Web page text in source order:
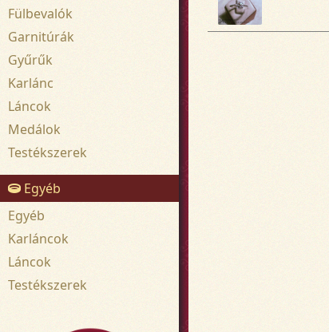
Fülbevalók
Garnitúrák
Gyűrűk
Karlánc
Láncok
Medálok
Testékszerek
Egyéb
Egyéb
Karláncok
Láncok
Testékszerek